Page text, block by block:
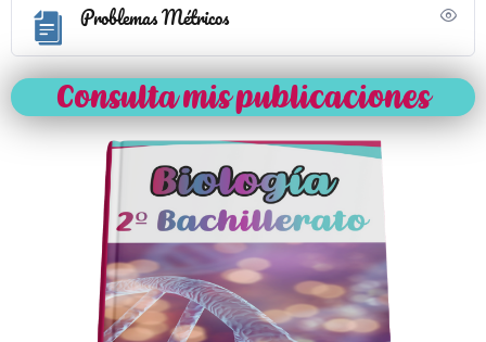
Problemas Métricos
Consulta mis publicaciones